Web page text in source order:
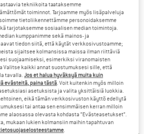
(FI)Suomi. Tietoa lähetyskuluista.
loppunutLinkki avautuu tietokentässä
tekniikoita taataksemme
toiminnot. Tarjoamme myös lisäpalveluja
tietoliikennettämme personoidaksemme
tarjotaksemme sosiaalisen median toimintoja.
kumppanimme sekä mainos- ja
tiedon siitä, että käytät verkkosivustoamme;
sijaitsee kolmansissa maissa ilman riittäviä
suojaamiseksi, esimerkiksi viranomaisten
Valitse kaikki annat suostumuksesi sille, että
tavalla.Jos et halua hyväksyä muita kuin
evästeitä, paina tästä. Voit kuitenkin myös milloin
asetuksista ja valita yksittäisiä luokkia.
eikä tämän verkkosivuston käyttö edellytä
tai antaa sen ensimmäisen kerran milloin
alaosassa olevasta kohdasta ”Evästeasetukset”.
mukaan lukien kolmansiin maihin tapahtuvan
.